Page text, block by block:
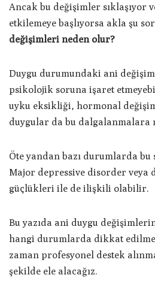
Ancak bu değişimler sıklaşıyor
etkilemeye başlıyorsa akla şu
değişimleri neden olur?
Duygu durumundaki ani
psikolojik soruna işaret
uyku eksikliği, hormonal
duygular da bu dalgalanmalara
Öte yandan bazı durumlarda bu
Major depressive disorder veya
güçlükleri ile de ilişkili olabilir.
Bu yazıda ani duygu
hangi durumlarda dikkat
zaman profesyonel destek
şekilde ele alacağız.